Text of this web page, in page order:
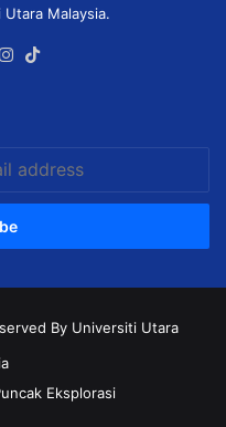
Malaysia.
YouTubeInstagram
By Universiti Utara
Eksplorasi